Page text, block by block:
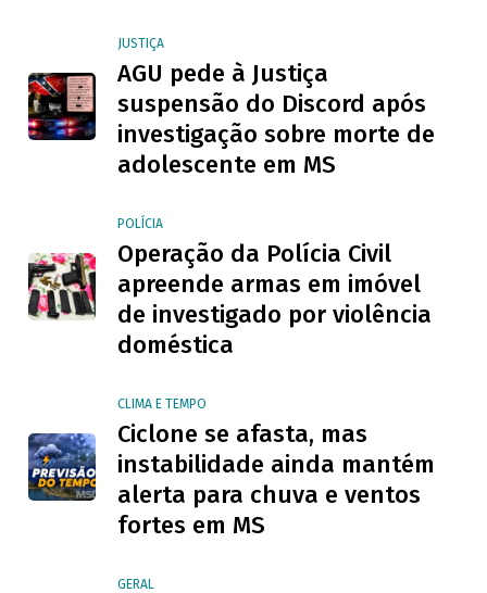
JUSTIÇA
AGU pede à Justiça
suspensão do Discord após
investigação sobre morte de
adolescente em MS
POLÍCIA
Operação da Polícia Civil
apreende armas em imóvel
de investigado por violência
doméstica
CLIMA E TEMPO
Ciclone se afasta, mas
instabilidade ainda mantém
alerta para chuva e ventos
fortes em MS
GERAL